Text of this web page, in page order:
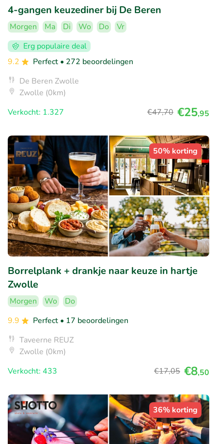
4-gangen keuzediner bij De Beren
Morgen Ma Di Wo Do
Vr
Erg populaire deal
9.2
Perfect • 272 beoordelingen
De Beren Zwolle
Zwolle (0km)
Verkocht: 1.327
€47,70 €25,95
50% korting
Borrelplank + drankje naar keuze in hartje
Zwolle
Morgen Wo
Do
9.9
Perfect • 17 beoordelingen
Taveerne REUZ
Zwolle (0km)
Verkocht: 433
€17,05 €8,50
36% korting